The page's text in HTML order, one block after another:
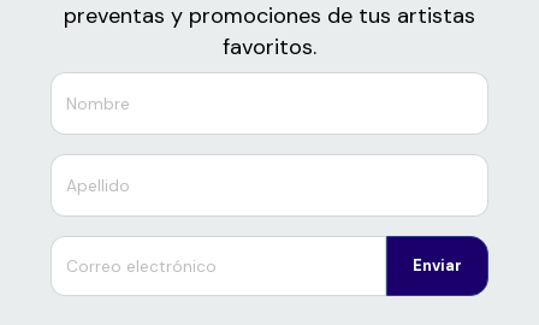
preventas y promociones de tus artistas
favoritos.
Enviar